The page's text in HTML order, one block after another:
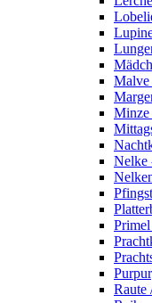
Malve
Minze
Nelke
Raute